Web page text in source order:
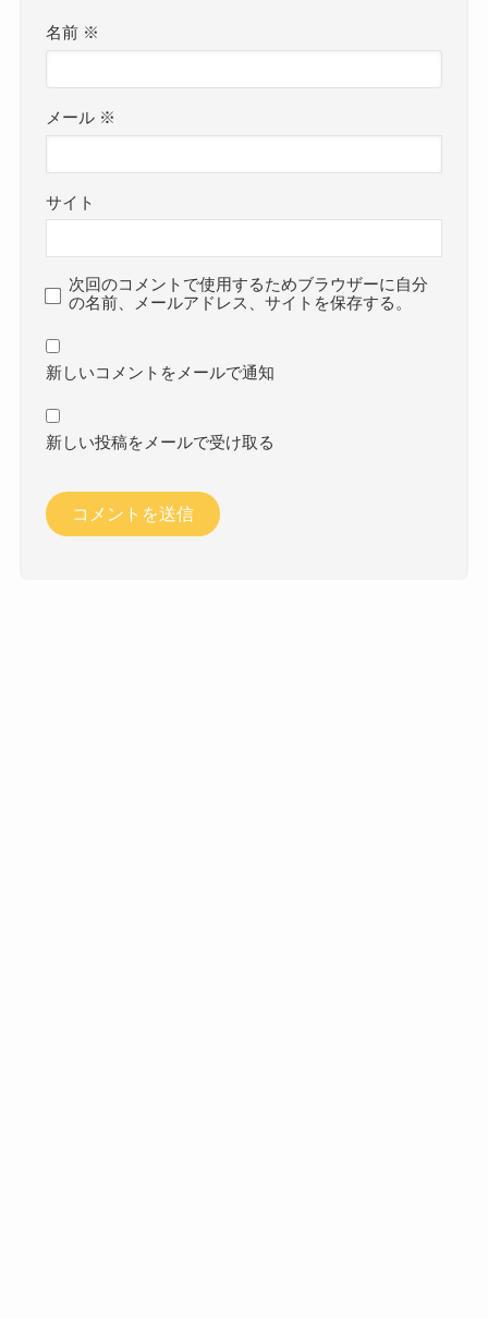
名前 ※
メール ※
サイト
次回のコメントで使用するためブラウザーに自分
の名前、メールアドレス、サイトを保存する。
新しいコメントをメールで通知
新しい投稿をメールで受け取る